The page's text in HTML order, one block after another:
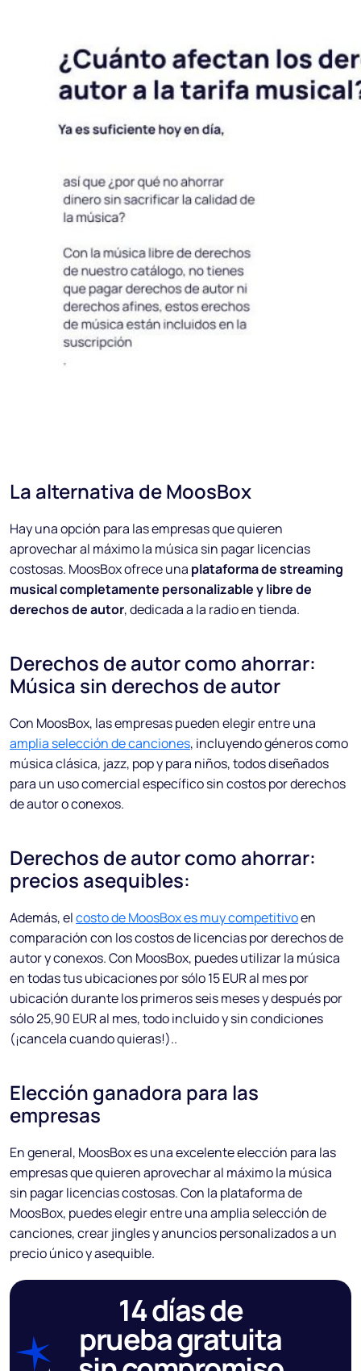
La alternativa de MoosBox
Hay una opción para las empresas que quieren
aprovechar al máximo la música sin pagar licencias
costosas. MoosBox ofrece una plataforma de streaming
musical completamente personalizable y libre de
derechos de autor, dedicada a la radio en tienda.
Derechos de autor como ahorrar:
Música sin derechos de autor
Con MoosBox, las empresas pueden elegir entre una
amplia selección de canciones, incluyendo géneros como
música clásica, jazz, pop y para niños, todos diseñados
para un uso comercial específico sin costos por derechos
de autor o conexos.
Derechos de autor como ahorrar:
precios asequibles:
Además, elcosto de MoosBox es muy competitivoen
comparación con los costos de licencias por derechos de
autor y conexos. Con MoosBox, puedes utilizar la música
en todas tus ubicaciones por sólo 15 EUR al mes por
ubicación durante los primeros seis meses y después por
sólo 25,90 EUR al mes, todo incluido y sin condiciones
(¡cancela cuando quieras!)..
Elección ganadora para las
empresas
En general, MoosBox es una excelente elección para las
empresas que quieren aprovechar al máximo la música
sin pagar licencias costosas. Con la plataforma de
MoosBox, puedes elegir entre una amplia selección de
canciones, crear jingles y anuncios personalizados a un
precio único y asequible.
14 días de
prueba gratuita